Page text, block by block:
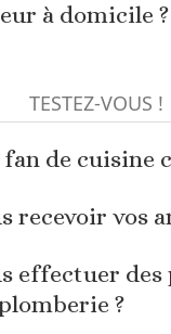
à domicile ?
TESTEZ-VOUS !
fan de cuisine
recevoir vos
effectuer
?